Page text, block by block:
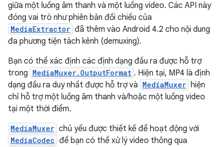
giữa một luồng âm thanh và một luồng video. Các API này
đóng vai trò như phiên bản đối chiếu của
MediaExtractor đã thêm vào Android 4.2 cho nội dung
đa phương tiện tách kênh (demuxing).
Bạn có thể xác định các định dạng đầu ra được hỗ trợ
trong MediaMuxer.OutputFormat . Hiện tại, MP4 là định
dạng đầu ra duy nhất được hỗ trợ và MediaMuxer hiện
chỉ hỗ trợ một luồng âm thanh và/hoặc một luồng video
tại một thời điểm.
MediaMuxer chủ yếu được thiết kế để hoạt động với
MediaCodec để bạn có thể xử lý video thông qua